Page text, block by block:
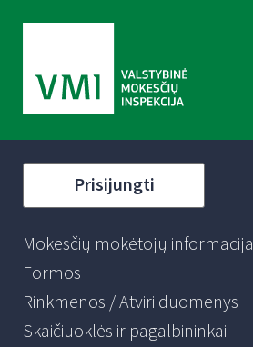
Prisijungti
Mokesčių mokėtojų informacija
Formos
Rinkmenos / Atviri duomenys
Skaičiuoklės ir pagalbininkai